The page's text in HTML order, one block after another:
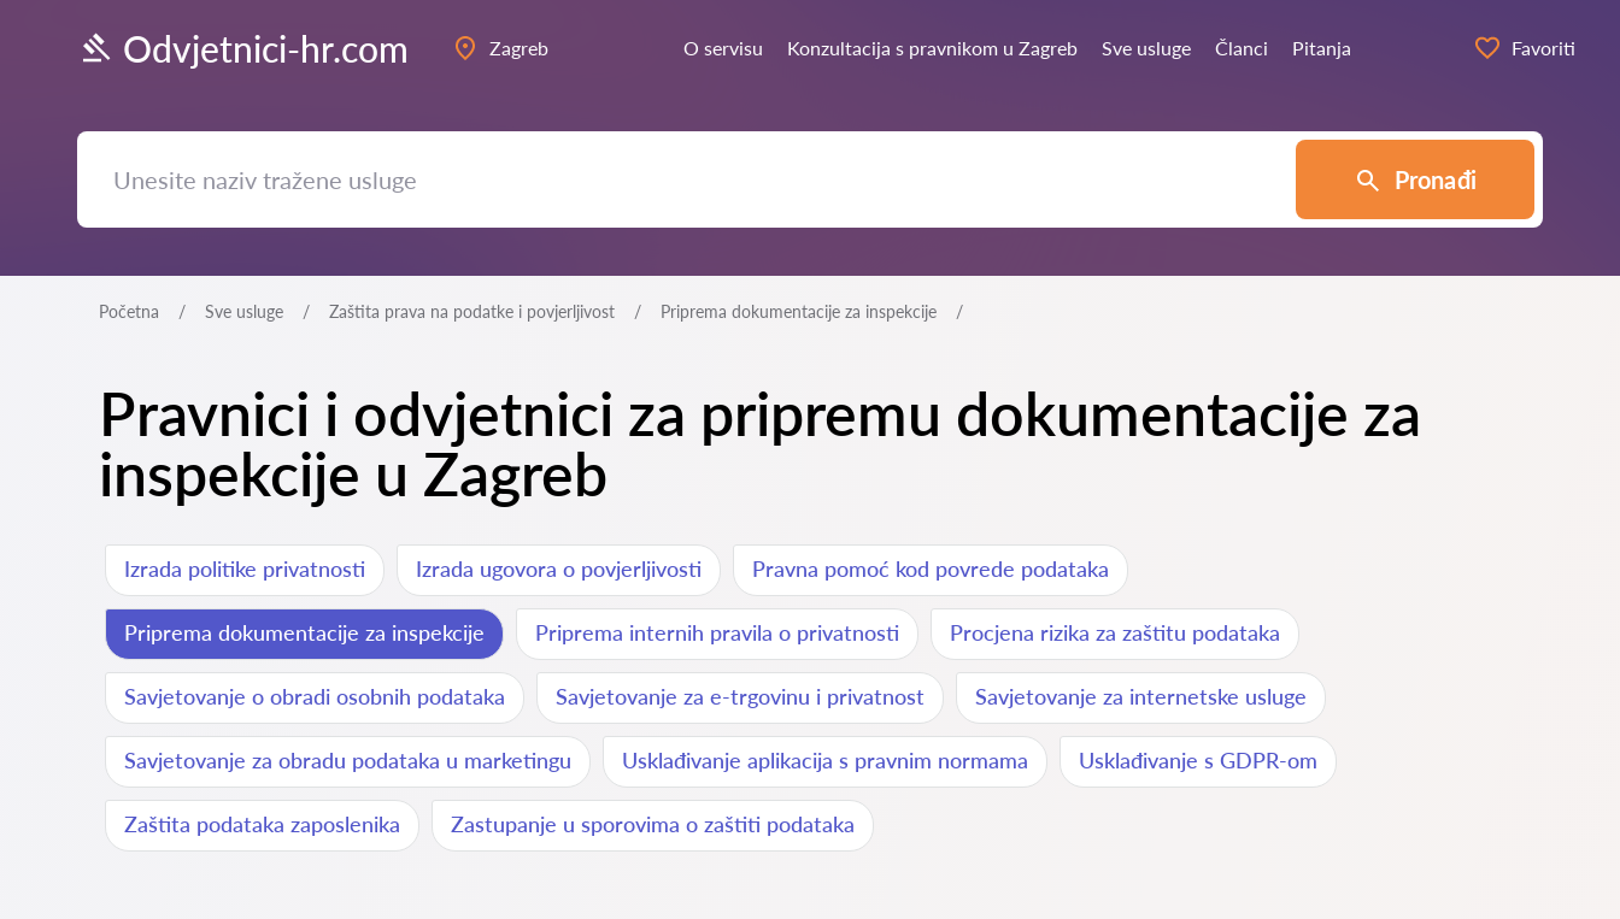
Odvjetnici-hr.com Zagreb O servisu Konzultacija s pravnikom u Zagreb Sve usluge Članci Pitanja Favoriti
Pronađi
Početna Sve usluge Zaštita prava na podatke i povjerljivost Priprema dokumentacije za inspekcije
Pravnici i odvjetnici za pripremu dokumentacije za
inspekcije u Zagreb
Izrada politike privatnosti Izrada ugovora o povjerljivosti Pravna pomoć kod povrede podataka
Priprema dokumentacije za inspekcije Priprema internih pravila o privatnosti Procjena rizika za zaštitu podataka
Savjetovanje o obradi osobnih podataka Savjetovanje za e-trgovinu i privatnost Savjetovanje za internetske usluge
Savjetovanje za obradu podataka u marketingu Usklađivanje aplikacija s pravnim normama Usklađivanje s GDPR-om
Zaštita podataka zaposlenika Zastupanje u sporovima o zaštiti podataka